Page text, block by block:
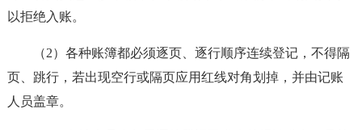
以拒绝入账。
（2）各种账簿都必须逐页、逐行顺序连续登记，不得隔
页、跳行，若出现空行或隔页应用红线对角划掉，并由记账
人员盖章。